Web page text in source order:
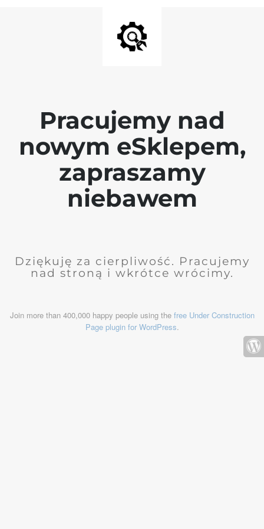
Pracujemy nad
nowym eSklepem,
zapraszamy
niebawem
Dziękuję za cierpliwość. Pracujemy
nad stroną i wkrótce wrócimy.
Join more than 400,000 happy people using the free Under Construction
Page plugin for WordPress.